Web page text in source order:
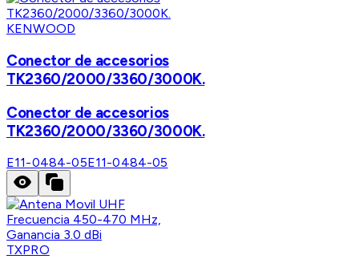
KENWOOD
Conector de accesorios
TK2360/2000/3360/3000K.
Conector de accesorios
TK2360/2000/3360/3000K.
E11-0484-05E11-0484-05
TXPRO